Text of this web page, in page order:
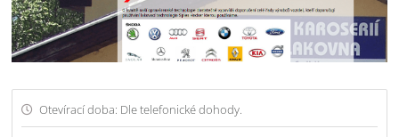
Otevírací doba: Dle telefonické dohody.